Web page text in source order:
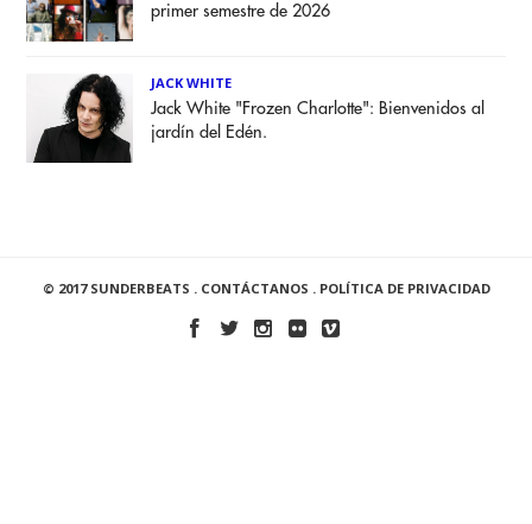
primer semestre de 2026
JACK WHITE
Jack White "Frozen Charlotte": Bienvenidos al
jardín del Edén.
© 2017 SUNDERBEATS . CONTÁCTANOS . POLÍTICA DE PRIVACIDAD